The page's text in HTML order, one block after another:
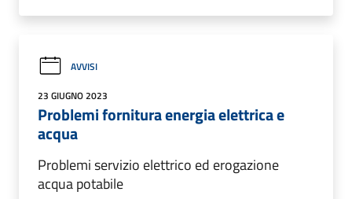
AVVISI
23 GIUGNO 2023
Problemi fornitura energia elettrica e
acqua
Problemi servizio elettrico ed erogazione
acqua potabile